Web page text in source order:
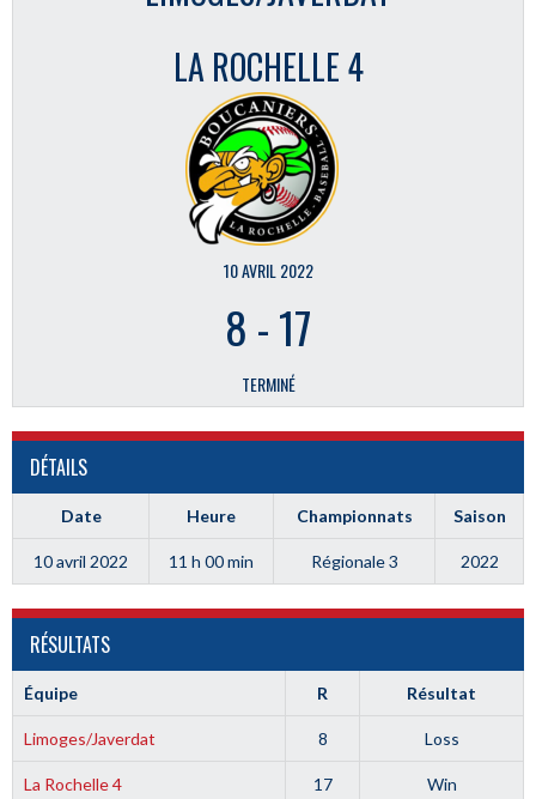
LA ROCHELLE 4
10 AVRIL 2022
8 -17
TERMINÉ
DÉTAILS
Date Heure Championnats Saison
10 avril 2022 11 h 00 min Régionale 3 2022
RÉSULTATS
Équipe R Résultat
Limoges/Javerdat 8 Loss
La Rochelle 4 17 Win